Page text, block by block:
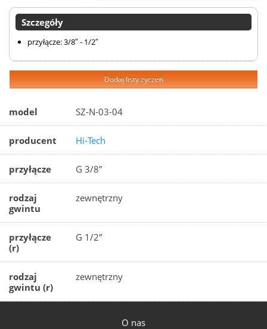
Szczegóły
przyłącze: 3/8″ - 1/2″
Dodaj listy życzeń
model SZ-N-03-04
producent Hi-Tech
przyłącze G 3/8″
rodzaj
gwintu
zewnętrzny
przyłącze
(r)
G 1/2″
rodzaj
gwintu (r)
zewnętrzny
O nas